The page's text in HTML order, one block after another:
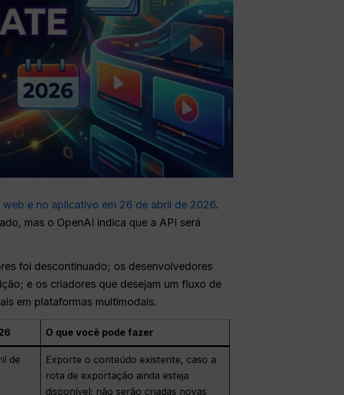
e no aplicativo em 26 de abril de 2026.
mas o OpenAI indica que a API será
foi descontinuado; os desenvolvedores
e os criadores que desejam um fluxo de
em plataformas multimodais.
O que você pode fazer
de
Exporte o conteúdo existente, caso a
rota de exportação ainda esteja
disponível; não serão criadas novas